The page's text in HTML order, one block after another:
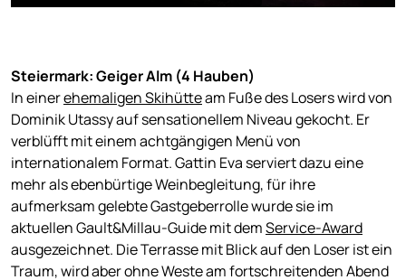
Steiermark: Geiger Alm (4 Hauben)
In einerehemaligen Skihütteam Fuße des Losers wird von
Dominik Utassy auf sensationellem Niveau gekocht. Er
verblüfft mit einem achtgängigen Menü von
internationalem Format. Gattin Eva serviert dazu eine
mehr als ebenbürtige Weinbegleitung, für ihre
aufmerksam gelebte Gastgeberrolle wurde sie im
aktuellen Gault&Millau-Guide mit demService-Award
ausgezeichnet. Die Terrasse mit Blick auf den Loser ist ein
Traum, wird aber ohne Weste am fortschreitenden Abend